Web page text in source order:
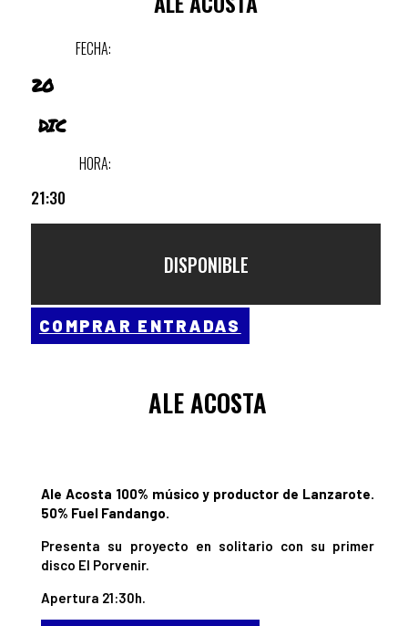
FECHA:
20
DIC
HORA:
21:30
DISPONIBLE
COMPRAR ENTRADAS
ALE ACOSTA
Ale Acosta 100% músico y productor de Lanzarote.
50% Fuel Fandango.
Presenta su proyecto en solitario con su primer
disco El Porvenir.
Apertura 21:30h.